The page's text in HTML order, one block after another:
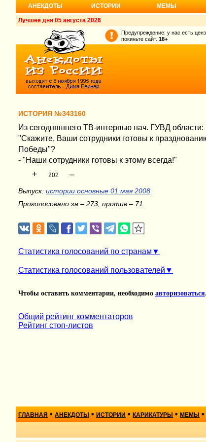
АНЕКДОТЫ ИСТОРИИ МЕМЫ
Лучшее дня 05 августа 2026
Предупреждение: у нас есть
покиньте сайт. 18+
ИСТОРИЯ №343160
Из сегодняшнего ТВ-интервью нач. ГУВД области:
"Скажите, Ваши сотрудники готовы к
Победы"?
- "Наши сотрудники готовы к этому всегда!"
+ 202 –
Выпуск: истории основные 01 мая 2008
Проголосовало за – 273, против – 71
Статистика голосований по странам
Статистика голосований пользователей
Чтобы оставить комментарии, необходимо авторизоваться
Общий рейтинг комментаторов
Рейтинг стоп-листов
ГЛАВНАЯ • АНЕКДОТЫ • ИСТОРИИ • КАРИКАТУРЫ • МЕМЫ •